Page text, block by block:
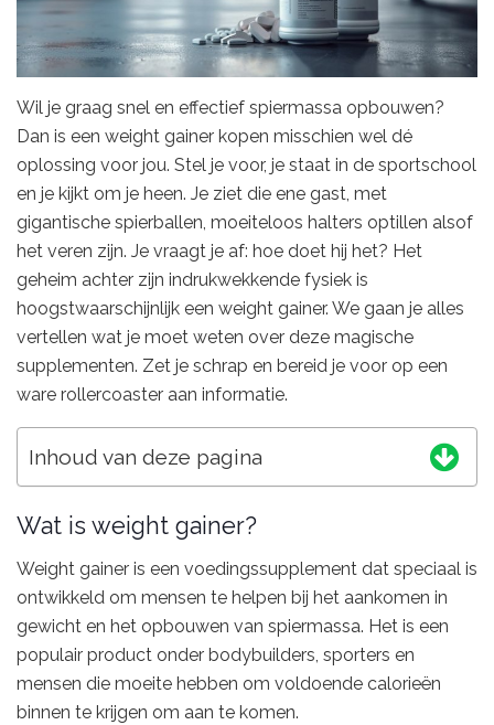
Wil je graag snel en effectief spiermassa opbouwen?
Dan is een weight gainer kopen misschien wel dé
oplossing voor jou. Stel je voor, je staat in de sportschool
en je kijkt om je heen. Je ziet die ene gast, met
gigantische spierballen, moeiteloos halters optillen alsof
het veren zijn. Je vraagt je af: hoe doet hij het? Het
geheim achter zijn indrukwekkende fysiek is
hoogstwaarschijnlijk een weight gainer. We gaan je alles
vertellen wat je moet weten over deze magische
supplementen. Zet je schrap en bereid je voor op een
ware rollercoaster aan informatie.
Inhoud van deze pagina
Wat is weight gainer?
Weight gainer is een voedingssupplement dat speciaal is
ontwikkeld om mensen te helpen bij het aankomen in
gewicht en het opbouwen van spiermassa. Het is een
populair product onder bodybuilders, sporters en
mensen die moeite hebben om voldoende calorieën
binnen te krijgen om aan te komen.